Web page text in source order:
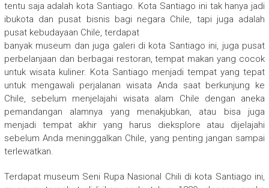
tentu saja adalah kota Santiago. Kota Santiago ini tak hanya jadi
ibukota dan pusat bisnis bagi negara Chile, tapi juga adalah
pusat kebudayaan Chile, terdapat
banyak museum dan juga galeri di kota Santiago ini, juga pusat
perbelanjaan dan berbagai restoran, tempat makan yang cocok
untuk wisata kuliner. Kota Santiago menjadi tempat yang tepat
untuk mengawali perjalanan wisata Anda saat berkunjung ke
Chile, sebelum menjelajahi wisata alam Chile dengan aneka
pemandangan alamnya yang menakjubkan, atau bisa juga
menjadi tempat akhir yang harus dieksplore atau dijelajahi
sebelum Anda meninggalkan Chile, yang penting jangan sampai
terlewatkan.
Terdapat museum Seni Rupa Nasional Chili di kota Santiago ini,